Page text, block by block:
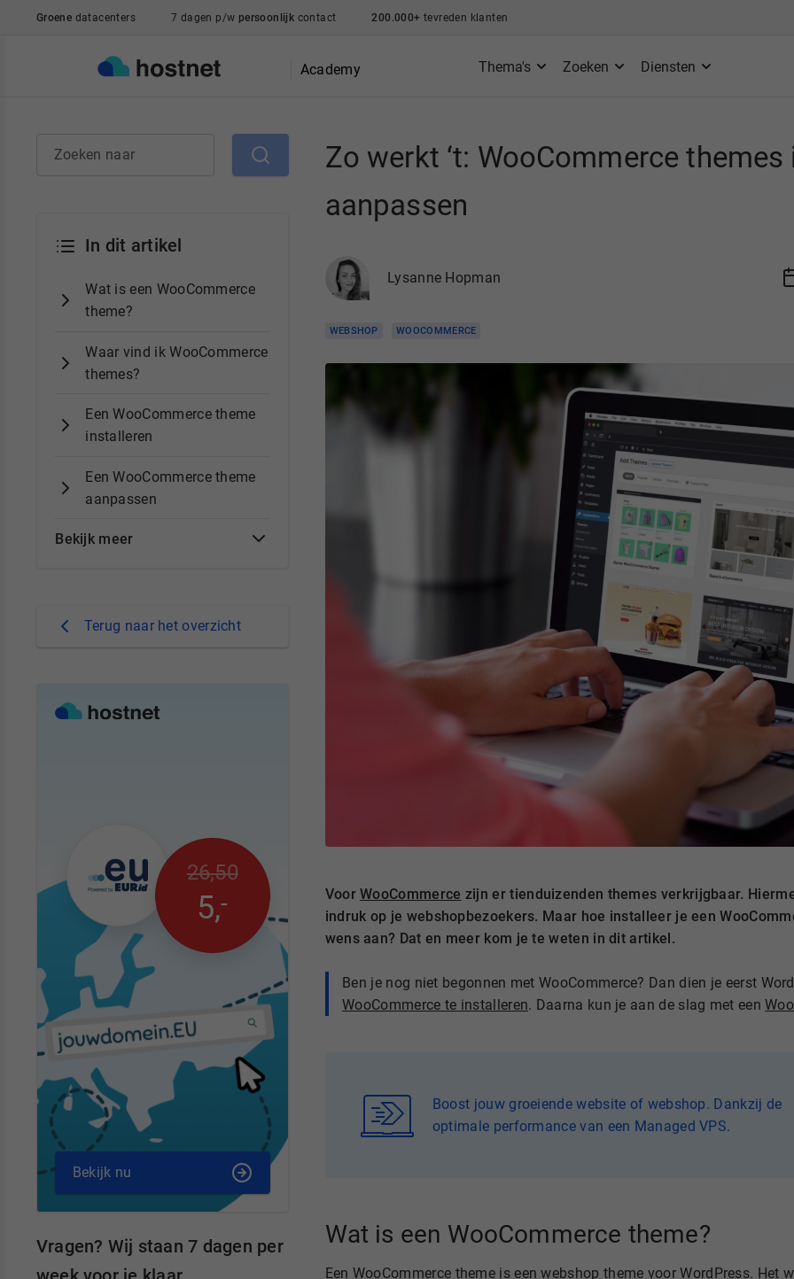
Ga naar de hoofdinhoud
Groene datacenters 7 dagen p/w persoonlijk contact 200.000+ tevreden klanten
Academy Thema's Zoeken Diensten
Zoeken naar
In dit artikel
Wat is een WooCommerce
theme?
Waar vind ik WooCommerce
themes?
Een WooCommerce theme
installeren
Een WooCommerce theme
aanpassen
Bekijk meer
Terug naar het overzicht
26,50
5,-
Bekijk nu
Vragen? Wij staan 7 dagen per
Zo werkt ‘t: WooCommerce
aanpassen
Lysanne Hopman
WEBSHOP WOOCOMMERCE
VoorWooCommerce zijn er tienduizenden themes verkrijgbaar.
indruk op je webshopbezoekers. Maar hoe installeer je een
wens aan? Dat en meer kom je te weten in dit artikel.
Ben je nog niet begonnen met WooCommerce? Dan dien je eerst
WooCommerce te installeren. Daarna kun je aan de slag met een
Boost jouw groeiende website of webshop. Dankzij de
optimale performance van een Managed VPS.
Wat is een WooCommerce theme?
Een WooCommerce theme is een webshop theme voor WordPress. Het